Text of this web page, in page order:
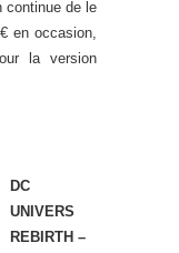
continue de le
en occasion,
la version
DC
UNIVERS
REBIRTH –